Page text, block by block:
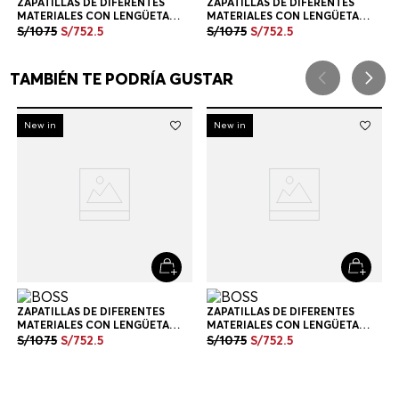
+1 Color
-30%
New in
ZAPATILLAS DE DIFERENTES
MATERIALES CON LENGÜETA
TRASERA EN CONTRASTE
S/1075 S/
Color